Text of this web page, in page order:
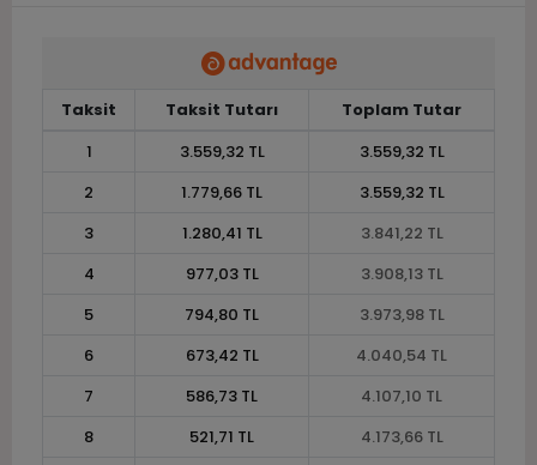
Taksit Taksit Tutarı
Toplam Tutar
1
3.559,32 TL
3.559,32 TL
2
1.779,66 TL
3.559,32 TL
3
1.280,41 TL
3.841,22 TL
4
977,03 TL
3.908,13 TL
5
794,80 TL
3.973,98 TL
6
673,42 TL
4.040,54 TL
7
586,73 TL
4.107,10 TL
8
521,71 TL
4.173,66 TL